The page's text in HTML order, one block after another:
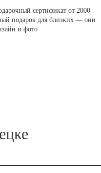
сертификат от 2000
подарок для близких — они
и фото